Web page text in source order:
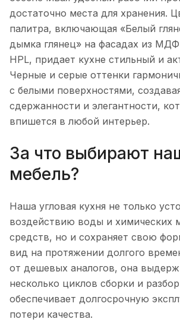
достаточно места для хранения.
палитра, включающая «Белый
дымка глянец» на фасадах из МДФ
HPL, придает кухне стильный и
Черные и серые оттенки
с белыми поверхностями,
сдержанности и элегантности,
впишется в любой интерьер.
За что выбирают
мебель?
Наша угловая кухня не только
воздействию воды и химических
средств, но и сохраняет свою
вид на протяжении долгого
от дешевых аналогов, она
несколько циклов сборки и
обеспечивает долгосрочную
потери качества.